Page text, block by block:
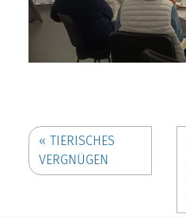
« TIERISCHES
VERGNÜGEN